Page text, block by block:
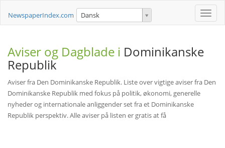
Toggle
NewspaperIndex.com Dansk
Aviser og Dagblade i Dominikanske
Republik
Aviser fra Den Dominikanske Republik. Liste over vigtige aviser fra Den
Dominikanske Republik med fokus på politik, økonomi, generelle
nyheder og internationale anliggender set fra et Dominikanske
Republik perspektiv. Alle aviser på listen er gratis at få